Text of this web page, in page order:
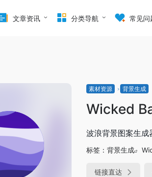
文章资讯 分类导航 常见问
素材资源 背景生成
Wicked
波浪背景图案生成
标签： 背景生成
链接直达